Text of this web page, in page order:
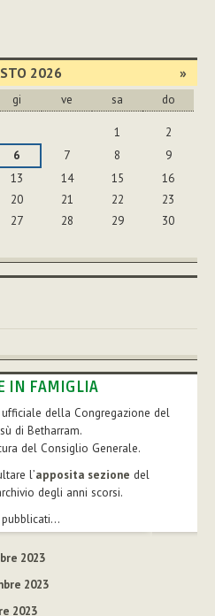
2026 »
gi ve sa do
1
2
6 7 8
9
13 14 15
16
20 21 22
23
27 28 29
30
IN FAMIGLIA
della Congregazione del
di Betharram.
del Consiglio Generale.
l’apposita sezione del
degli anni scorsi.
2023
2023
2023